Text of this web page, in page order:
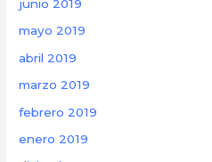
junio 2019
mayo 2019
abril 2019
marzo 2019
febrero 2019
enero 2019